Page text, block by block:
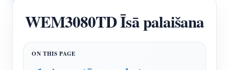
Trīsfāzu Wi-Fi enerģijas mērītājs (WEM3046T)
Trīsfāzu Wi-Fi enerģijas mērītājs (WEM3050T)
WiFi barošanas kontrolieris
WEM3080TD Īsā palaišana